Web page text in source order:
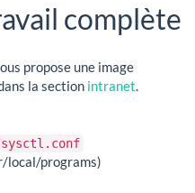
complète
propose une image
la section intranet.
local/programs)